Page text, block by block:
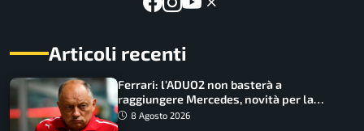
Articoli recenti
Ferrari: l’ADUO2 non basterà a
raggiungere Mercedes, novità per la
Macarena
8 Agosto 2026